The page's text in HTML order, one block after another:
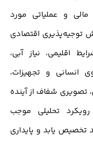
و عملیاتی مورد
توجیه‌پذیری اقتصادی
اقلیمی، نیاز آبی،
انسانی و تجهیزات،
تصویری شفاف از آینده
تحلیلی موجب
یابد و پایداری